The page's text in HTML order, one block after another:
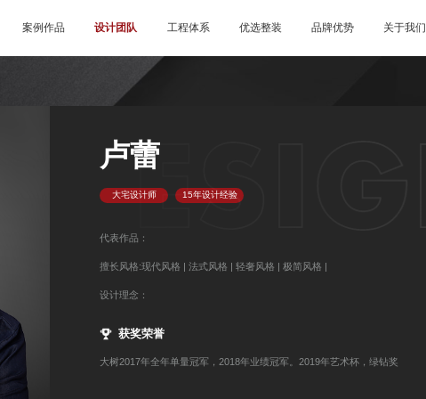
案例作品 设计团队 工程体系 优选整装 品牌优势 关于我们
卢蕾
大宅设计师 15年设计经验
代表作品：
擅长风格:现代风格 | 法式风格 | 轻奢风格 | 极简风格 |
设计理念：
获奖荣誉
大树2017年全年单量冠军，2018年业绩冠军。2019年艺术杯，绿钻奖